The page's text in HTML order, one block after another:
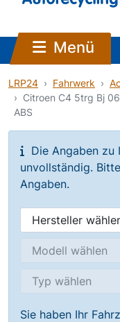
Menü
LRP24 Fahrwerk
Citroen C4 5trg Bj
ABS
Die Angaben zu
unvollständig.
Angaben.
Sie haben Ihr